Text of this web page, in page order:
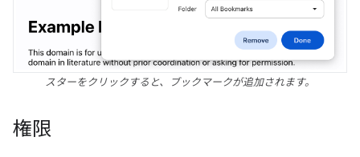
スターをクリックすると、ブックマークが追加されます。
権限